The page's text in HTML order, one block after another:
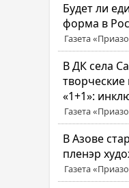
Будет ли
форма в
Газета
В ДК села
творческие
«1+1»:
Газета
В Азове
пленэр
Газета